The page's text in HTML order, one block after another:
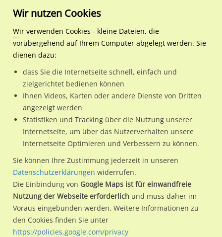
Regionale Plakatwerbung Sachsen-Anhalt
Dessau-Roßlau, Stadt
Am Eichengarten 2 /
Nutze günstige Werbemöglichkeiten am Standort Am
Eichengarten 2 /Kaufland/geg. Eingang (Sicht Einfahrt)im
Ortsteil Mildensee)in Dessau-Roßlau, Stadt.
Wir erheben für jede unserer Werbeflächen individuelle und
aktuelleStandortinformationenundLeistungswerte. Damit
kannst du dich schon vor der Buchung im Detail über den
Standort, seine Reichweite und Werbewirkung sowie
eventuelle Beschränkungen in den zugelassenen
Wir nutzen Cookies
Wir verwenden Cookies - kleine Dateien, die
vorübergehend auf Ihrem Computer abgelegt werden. Sie
dienen dazu:
dass Sie die Internetseite schnell, einfach und
zielgerichtet bedienen können
Ihnen Videos, Karten oder andere Dienste von Dritten
angezeigt werden
Statistiken und Tracking über die Nutzung unserer
Internetseite, um über das Nutzerverhalten unsere
Internetseite Optimieren und Verbessern zu können.
Sie können Ihre Zustimmung jederzeit in unseren
Datenschutzerklärungen widerrufen.
Die Einbindung von Google Maps ist für einwandfreie
Nutzung der Webseite erforderlich und muss daher im
Voraus eingebunden werden. Weitere Informationen zu
den Cookies finden Sie unter
https://policies.google.com/privacy